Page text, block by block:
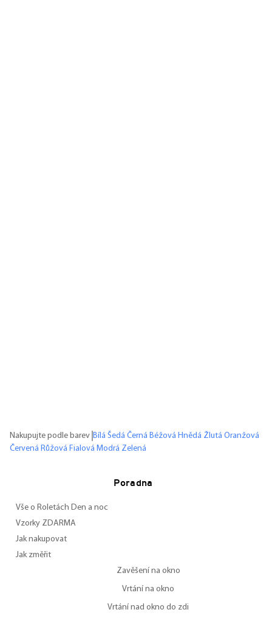
Nakupujte podle barev Bílá Šedá Černá Béžová Hnědá Žlutá Oranžová
Červená Růžová Fialová Modrá Zelená
Poradna
Vše o Roletách Den a noc
Vzorky ZDARMA
Jak nakupovat
Jak změřit
Zavěšení na okno
Vrtání na okno
Vrtání nad okno do zdi